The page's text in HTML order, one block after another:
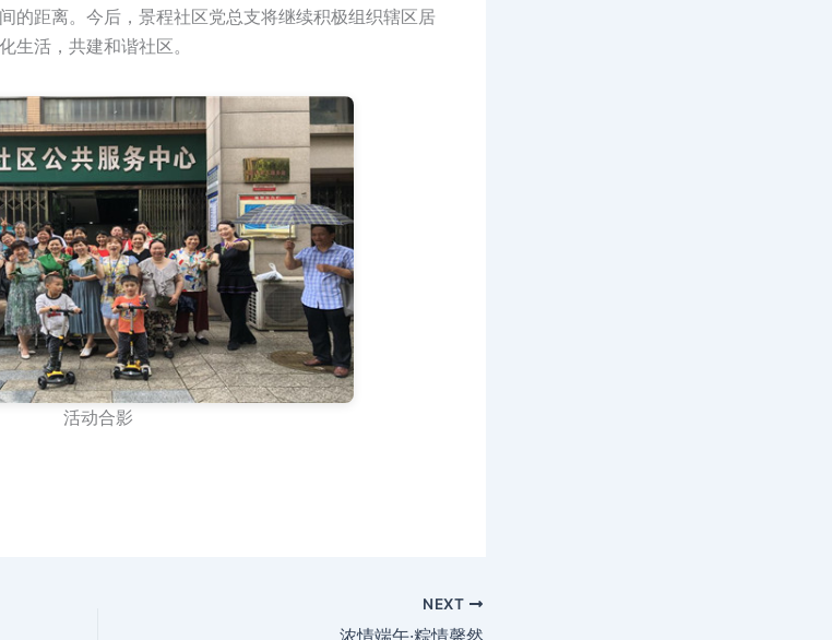
的距离。今后，景程社区党总支将继续积极组织辖区居
生活，共建和谐社区。
活动合影
NEXT
浓情端午·粽情馨然